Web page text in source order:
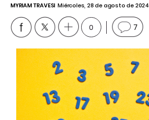
MYRIAM TRAVESI Miércoles, 28 de agosto de 2024
0 7